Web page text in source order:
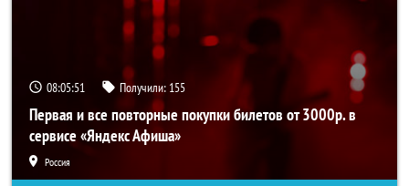
08:05:50 Получили: 155
Первая и все повторные покупки билетов от 3000р. в
сервисе «Яндекс Афиша»
Россия